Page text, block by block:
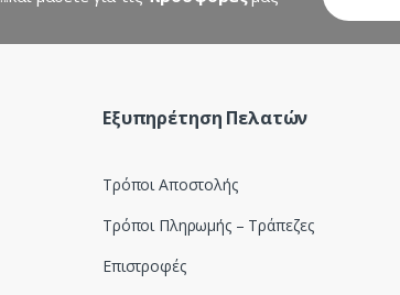
Εξυπηρέτηση Πελατών
Τρόποι Αποστολής
Τρόποι Πληρωμής – Τράπεζες
Επιστροφές